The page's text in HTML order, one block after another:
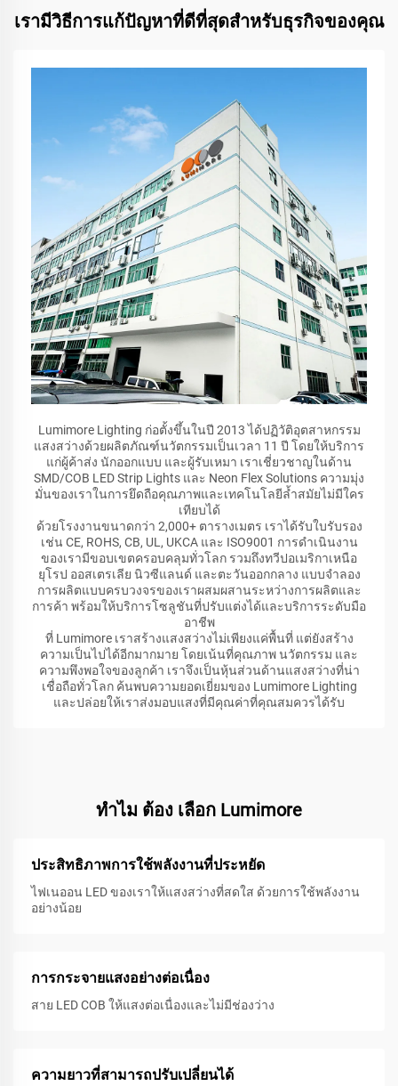
เรามีวิธีการแก้ปัญหาที่ดีที่สุดสำหรับธุรกิจของคุณ
Lumimore Lighting ก่อตั้งขึ้นในปี 2013 ได้ปฏิวัติอุตสาหกรรม
แสงสว่างด้วยผลิตภัณฑ์นวัตกรรมเป็นเวลา 11 ปี โดยให้บริการ
แก่ผู้ค้าส่ง นักออกแบบ และผู้รับเหมา เราเชี่ยวชาญในด้าน
SMD/COB LED Strip Lights และ Neon Flex Solutions ความมุ่ง
มั่นของเราในการยึดถือคุณภาพและเทคโนโลยีล้ำสมัยไม่มีใคร
เทียบได้
ด้วยโรงงานขนาดกว่า 2,000+ ตารางเมตร เราได้รับใบรับรอง
เช่น CE, ROHS, CB, UL, UKCA และ ISO9001 การดำเนินงาน
ของเรามีขอบเขตครอบคลุมทั่วโลก รวมถึงทวีปอเมริกาเหนือ
ยุโรป ออสเตรเลีย นิวซีแลนด์ และตะวันออกกลาง แบบจำลอง
การผลิตแบบครบวงจรของเราผสมผสานระหว่างการผลิตและ
การค้า พร้อมให้บริการโซลูชันที่ปรับแต่งได้และบริการระดับมือ
อาชีพ
ที่ Lumimore เราสร้างแสงสว่างไม่เพียงแค่พื้นที่ แต่ยังสร้าง
ความเป็นไปได้อีกมากมาย โดยเน้นที่คุณภาพ นวัตกรรม และ
ความพึงพอใจของลูกค้า เราจึงเป็นหุ้นส่วนด้านแสงสว่างที่น่า
เชื่อถือทั่วโลก ค้นพบความยอดเยี่ยมของ Lumimore Lighting
และปล่อยให้เราส่งมอบแสงที่มีคุณค่าที่คุณสมควรได้รับ
ทําไม ต้อง เลือก Lumimore
ประสิทธิภาพการใช้พลังงานที่ประหยัด
ไฟเนออน LED ของเราให้แสงสว่างที่สดใส ด้วยการใช้พลังงาน
อย่างน้อย
การกระจายแสงอย่างต่อเนื่อง
สาย LED COB ให้แสงต่อเนื่องและไม่มีช่องว่าง
ความยาวที่สามารถปรับเปลี่ยนได้